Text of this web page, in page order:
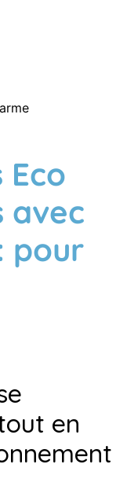
Eco
avec
pour
en